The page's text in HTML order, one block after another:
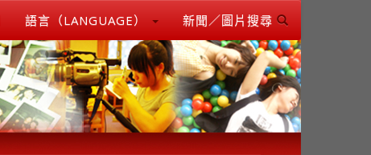
語言（LANGUAGE） 新聞／圖片搜尋